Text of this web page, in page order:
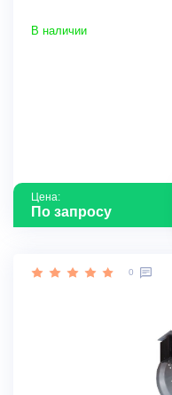
В наличии
Цена:
По запросу
0